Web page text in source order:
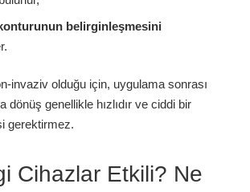
belirginleşmesini
invaziv olduğu için, uygulama sonrası
dönüş genellikle hızlıdır ve ciddi bir
gerektirmez.
Cihazlar Etkili? Ne